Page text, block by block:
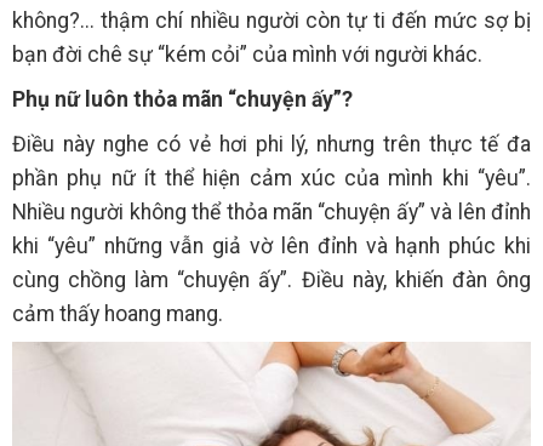
không?... thậm chí nhiều người còn tự ti đến mức sợ bị
bạn đời chê sự “kém cỏi” của mình với người khác.
Phụ nữ luôn thỏa mãn “chuyện ấy”?
Điều này nghe có vẻ hơi phi lý, nhưng trên thực tế đa
phần phụ nữ ít thể hiện cảm xúc của mình khi “yêu”.
Nhiều người không thể thỏa mãn “chuyện ấy” và lên đỉnh
khi “yêu” những vẫn giả vờ lên đỉnh và hạnh phúc khi
cùng chồng làm “chuyện ấy”. Điều này, khiến đàn ông
cảm thấy hoang mang.